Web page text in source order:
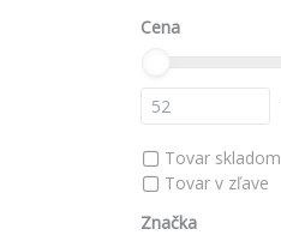
Cena
Tovar skladom
Tovar v zľave
Značka